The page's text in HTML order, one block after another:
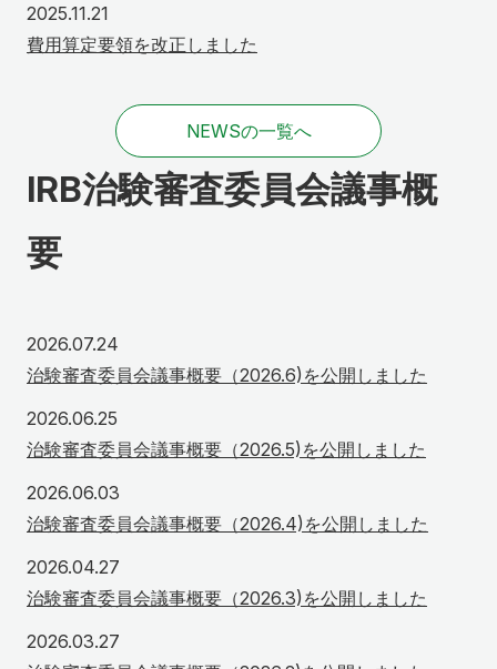
2025.11.21
費用算定要領を改正しました
NEWSの一覧へ
IRB治験審査委員会議事概
要
2026.07.24
治験審査委員会議事概要（2026.6)を公開しました
2026.06.25
治験審査委員会議事概要（2026.5)を公開しました
2026.06.03
治験審査委員会議事概要（2026.4)を公開しました
2026.04.27
治験審査委員会議事概要（2026.3)を公開しました
2026.03.27